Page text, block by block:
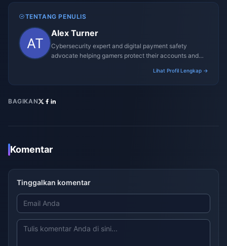
TENTANG PENULIS
Alex Turner
Cybersecurity expert and digital payment safety
advocate helping gamers protect their accounts and
Lihat Profil Lengkap →
BAGIKAN
Komentar
Tinggalkan komentar